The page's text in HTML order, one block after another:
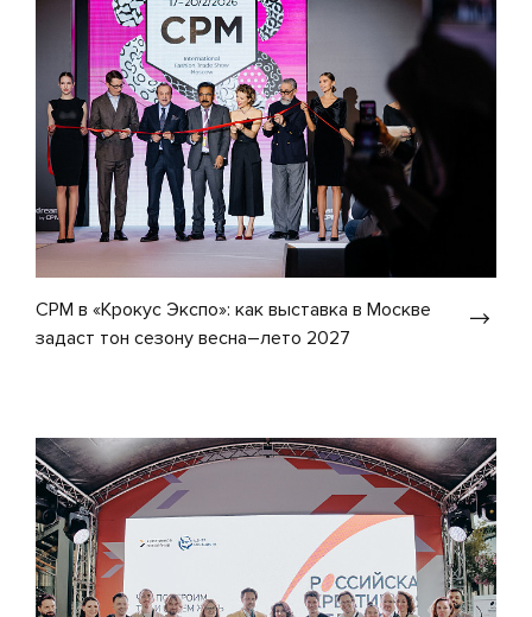
CPM в «Крокус Экспо»: как выставка в Москве
задаст тон сезону весна–лето 2027